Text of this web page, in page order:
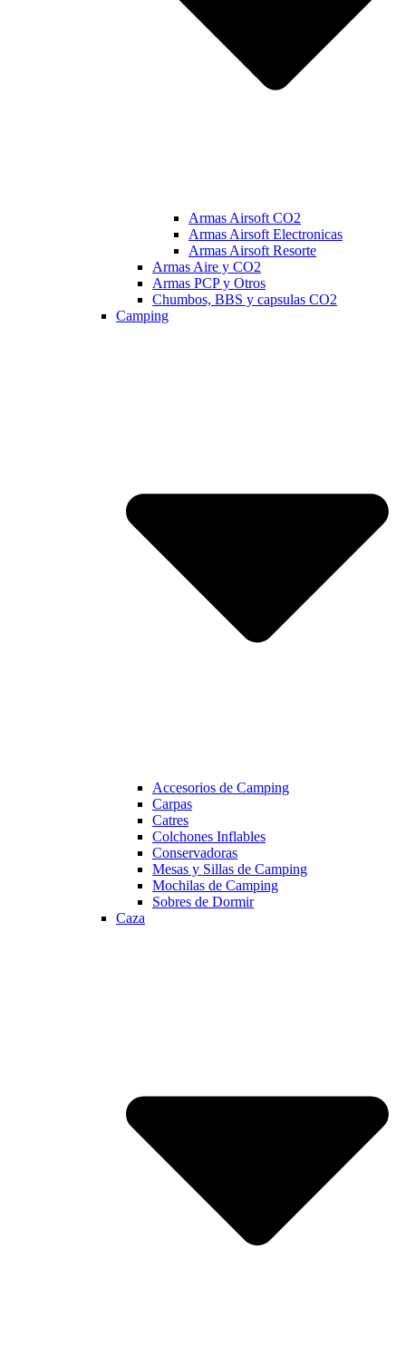
Armas Airsoft CO2
Armas Airsoft Electronicas
Armas Airsoft Resorte
Armas Aire y CO2
Armas PCP y Otros
Chumbos, BBS y capsulas CO2
Camping
Accesorios de Camping
Carpas
Catres
Colchones Inflables
Conservadoras
Mesas y Sillas de Camping
Mochilas de Camping
Sobres de Dormir
Caza